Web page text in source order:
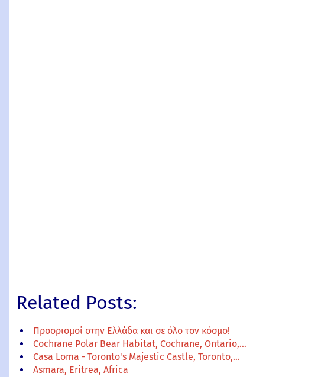
Related Posts:
Προορισμοί στην Ελλάδα και σε όλο τον κόσμο!
Cochrane Polar Bear Habitat, Cochrane, Ontario,…
Casa Loma - Toronto's Majestic Castle, Toronto,…
Asmara, Eritrea, Africa